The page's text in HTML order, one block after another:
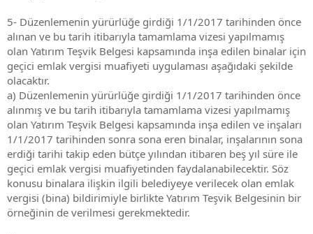
5- Düzenlemenin yürürlüğe girdiği 1/1/2017 tarihinden önce
alınan ve bu tarih itibarıyla tamamlama vizesi yapılmamış
olan Yatırım Teşvik Belgesi kapsamında inşa edilen binalar için
geçici emlak vergisi muafiyeti uygulaması aşağıdaki şekilde
olacaktır.
a) Düzenlemenin yürürlüğe girdiği 1/1/2017 tarihinden önce
alınmış ve bu tarih itibarıyla tamamlama vizesi yapılmamış
olan Yatırım Teşvik Belgesi kapsamında inşa edilen ve inşaları
1/1/2017 tarihinden sonra sona eren binalar, inşalarının sona
erdiği tarihi takip eden bütçe yılından itibaren beş yıl süre ile
geçici emlak vergisi muafiyetinden faydalanabilecektir. Söz
konusu binalara ilişkin ilgili belediyeye verilecek olan emlak
vergisi (bina) bildirimiyle birlikte Yatırım Teşvik Belgesinin bir
örneğinin de verilmesi gerekmektedir.